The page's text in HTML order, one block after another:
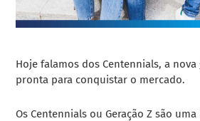
Hoje falamos dos Centennials, a nova
pronta para conquistar o mercado.
Os Centennials ou Geração Z são